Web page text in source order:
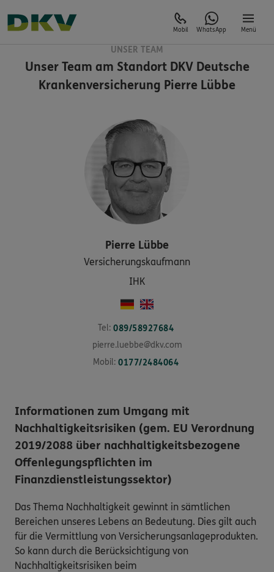
Mobil WhatsApp Menü
UNSER TEAM
Unser Team am StandortDKV Deutsche
Krankenversicherung Pierre Lübbe
Pierre Lübbe
Versicherungskaufmann
IHK
Tel: 089/58927684
pierre.luebbe@dkv.com
Mobil: 0177/2484064
Informationen zum Umgang mit
Nachhaltigkeitsrisiken (gem. EU Verordnung
2019/2088 über nachhaltigkeitsbezogene
Offenlegungspflichten im
Finanzdienstleistungssektor)
Das Thema Nachhaltigkeit gewinnt in sämtlichen
Bereichen unseres Lebens an Bedeutung. Dies gilt auch
für die Vermittlung von Versicherungsanlageprodukten.
So kann durch die Berücksichtigung von
Nachhaltigkeitsrisiken beim